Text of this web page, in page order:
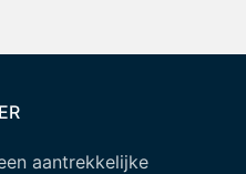
aantrekkelijke